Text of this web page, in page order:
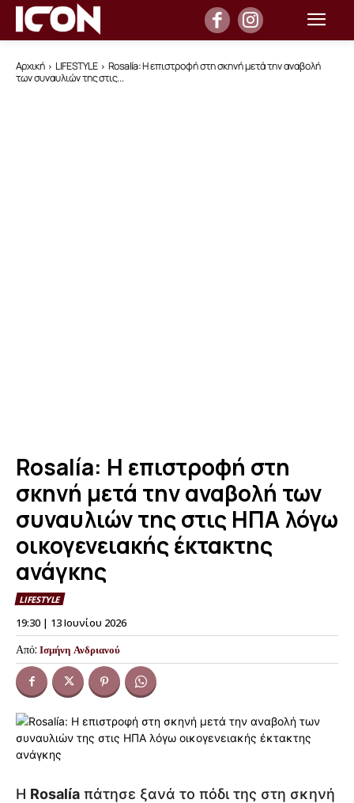
Αρχική LIFESTYLE
Rosalía: Η επιστροφή στη σκηνή μετά την αναβολή
των συναυλιών της στις...
Rosalía: Η επιστροφή στη
σκηνή μετά την αναβολή των
συναυλιών της στις ΗΠΑ λόγω
οικογενειακής έκτακτης
ανάγκης
LIFESTYLE
19:30 | 13 Ιουνίου 2026
Από: Ισμήνη Ανδριανού
Η Rosalía πάτησε ξανά το πόδι της στη σκηνή